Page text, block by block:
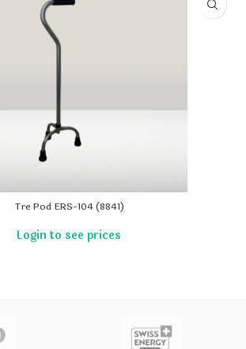
Tre Pod ERS-104 (8841)